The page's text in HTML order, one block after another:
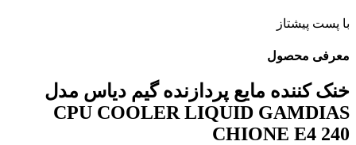
با پست پیشتاز
معرفی محصول
خنک کننده مایع پردازنده گیم دیاس مدل
CPU COOLER LIQUID GAMDIAS
CHIONE E4 240